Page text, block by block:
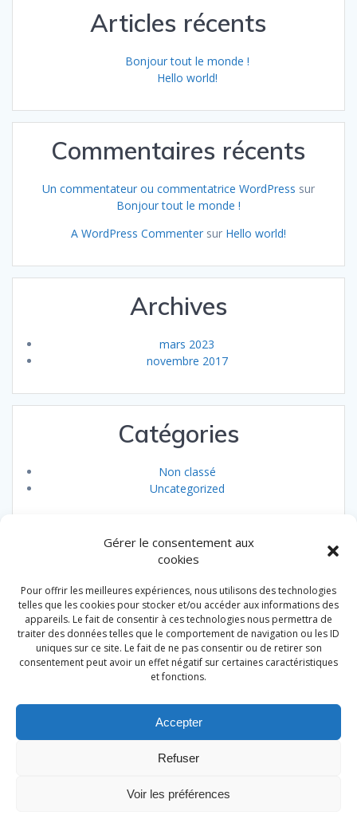
Gérer le consentement aux
cookies
Pour offrir les meilleures expériences, nous utilisons des technologies
telles que les cookies pour stocker et/ou accéder aux informations des
appareils. Le fait de consentir à ces technologies nous permettra de
traiter des données telles que le comportement de navigation ou les ID
uniques sur ce site. Le fait de ne pas consentir ou de retirer son
consentement peut avoir un effet négatif sur certaines caractéristiques
et fonctions.
Accepter
Refuser
Voir les préférences
Articles récents
Bonjour tout le monde !
Hello world!
Commentaires récents
Un commentateur ou commentatrice WordPress sur
Bonjour tout le monde !
A WordPress Commenter sur Hello world!
Archives
mars 2023
novembre 2017
Catégories
Non classé
Uncategorized
Au Vieux Ciné. Restaurant & Traiteur. Badonviller
Accueil
Traiteur
Nous contacter